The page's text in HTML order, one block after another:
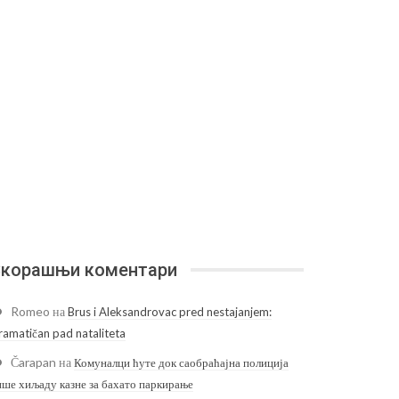
коментари
Romeo наBrus i Aleksandrovac pred nestajanjem:
pad nataliteta
Čarapan наКомуналци ћуте док саобраћајна полиција
хиљаду казне за бахато паркирање